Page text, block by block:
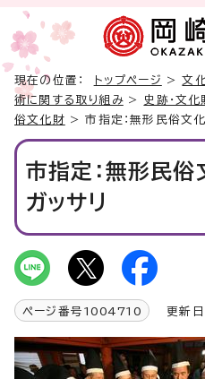
現在の位置： トップページ >文
術に関する取り組み> 史跡・文化
俗文化財 > 市指定：無形民俗文
市指定：無形民
ガッサリ
ページ番号 1004710 更新日